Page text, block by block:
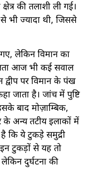
की तलाशी ली गई।
भी ज्यादा थी, जिससे
लेकिन विमान का
आज भी कई सवाल
पर विमान के पंख
जाता है। जांच में पुष्टि
बाद मोज़ाम्बिक,
के अन्य तटीय इलाकों में
कि ये टुकड़े समुद्री
टुकड़ों से यह तो
दुर्घटना की